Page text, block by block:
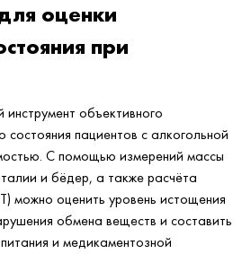
оценки
при
объективного
состояния пациентов с алкогольной
С помощью измерений массы
и бёдер, а также расчёта
можно оценить уровень истощения
обмена веществ и составить
и медикаментозной